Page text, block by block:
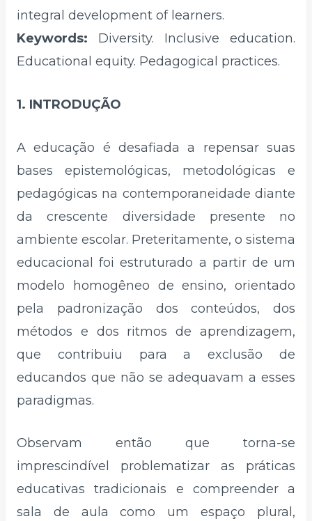
integral development of learners.
Keywords: Diversity. Inclusive education.
Educational equity. Pedagogical practices.
1. INTRODUÇÃO
A educação é desafiada a repensar suas
bases epistemológicas, metodológicas e
pedagógicas na contemporaneidade diante
da crescente diversidade presente no
ambiente escolar. Preteritamente, o sistema
educacional foi estruturado a partir de um
modelo homogêneo de ensino, orientado
pela padronização dos conteúdos, dos
métodos e dos ritmos de aprendizagem,
que contribuiu para a exclusão de
educandos que não se adequavam a esses
paradigmas.
Observam então que torna-se
imprescindível problematizar as práticas
educativas tradicionais e compreender a
sala de aula como um espaço plural,